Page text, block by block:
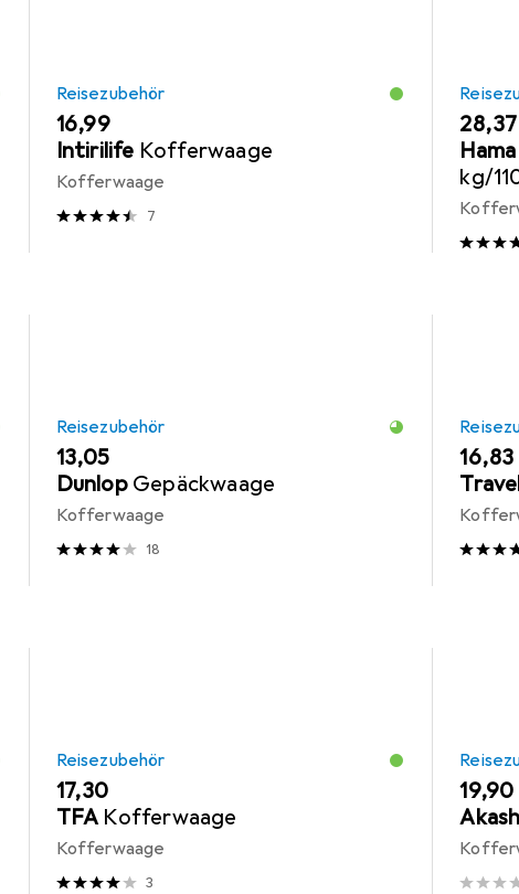
Reisezubehör
EUR
16,99
Intirilife Kofferwaage
Kofferwaage
7
EUR
28,37
Hama
kg/
Reisezubehör
EUR
13,05
Dunlop Gepäckwaage
Kofferwaage
18
EUR
16,83
Reisezubehör
EUR
17,30
TFA Kofferwaage
Kofferwaage
3
EUR
19,90